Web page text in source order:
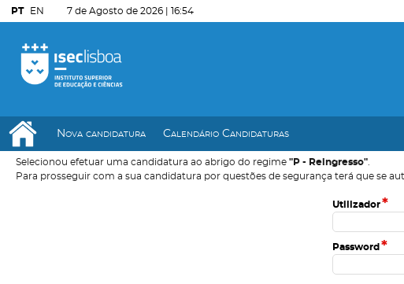
PT EN 7 de Agosto de 2026 | 16:54
Nova candidatura Calendário Candidaturas
Selecionou efetuar uma candidatura ao abrigo do regime "P - Reingresso"
Para prosseguir com a sua candidatura por questões de segurança terá que se
Utilizador*
Password *